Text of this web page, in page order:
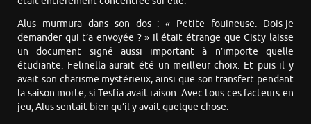
Alus murmura dans son dos : « Petite fouineuse. Dois-je
demander qui t’a envoyée ? » Il était étrange que Cisty laisse
un document signé aussi important à n’importe quelle
étudiante. Felinella aurait été un meilleur choix. Et puis il y
avait son charisme mystérieux, ainsi que son transfert pendant
la saison morte, si Tesfia avait raison. Avec tous ces facteurs en
jeu, Alus sentait bien qu’il y avait quelque chose.